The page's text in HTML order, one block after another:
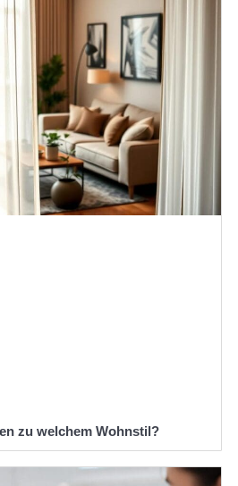
zu welchem Wohnstil?